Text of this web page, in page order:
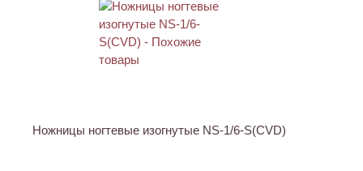
Ножницы ногтевые изогнутые NS-1/6-S(CVD)